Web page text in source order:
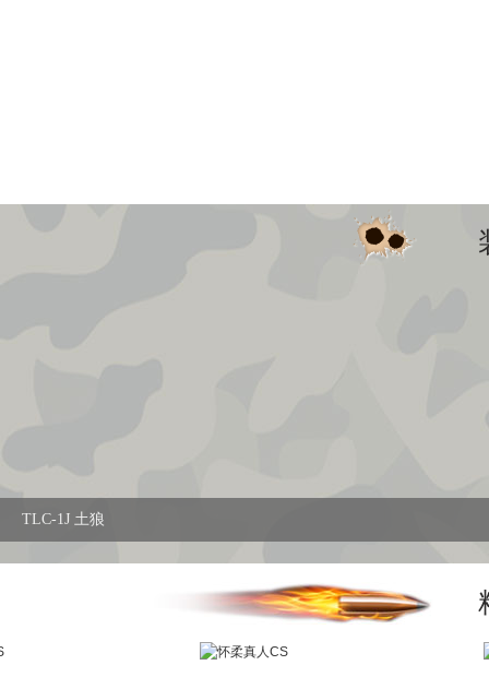
TLC-1J 土狼